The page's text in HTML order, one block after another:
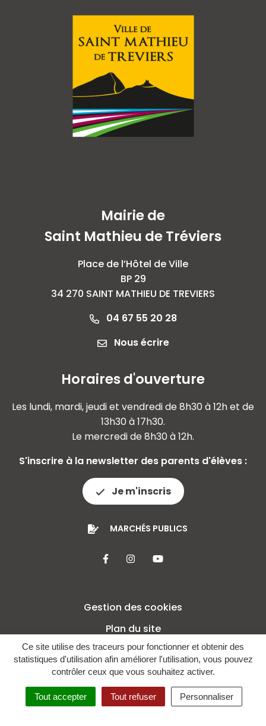
Ce site utilise des traceurs pour fonctionner et obtenir des
statistiques d'utilisation afin améliorer l'utilisation, vous pouvez
contrôler ceux que vous souhaitez activer.
Tout accepter Tout refuser Personnaliser
Mairie de
Saint Mathieu de Tréviers
Place de l’Hôtel de Ville
BP 29
34 270 SAINT MATHIEU DE TREVIERS
04 67 55 20 28
Nous écrire
Horaires d'ouverture
Les lundi, mardi, jeudi et vendredi de 8h30 à 12h et de
13h30 à 17h30.
Le mercredi de 8h30 à 12h.
S'inscrire à la newsletter des parents d'élèves :
Je m'inscris
MARCHÉS PUBLICS
Lien vers le compte Facebook
Lien vers le compte
Lien vers la chaîne
Gestion des cookies
Plan du site
Mentions légales
Crédits
Politique de confidentialité